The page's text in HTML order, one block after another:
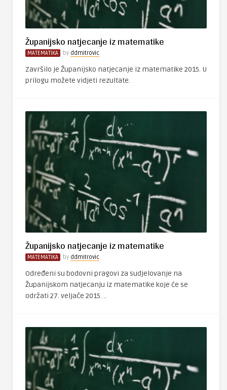
Županijsko natjecanje iz matematike
MATEMATIKA by ddmitrovic
Završilo je Županijsko natjecanje iz matematike 2015. U
prilogu možete vidjeti rezultate.
Županijsko natjecanje iz matematike
MATEMATIKA by ddmitrovic
Određeni su bodovni pragovi za sudjelovanje na
Županijskom natjecanju iz matematike koje će se
održati 27. veljače 2015. ..